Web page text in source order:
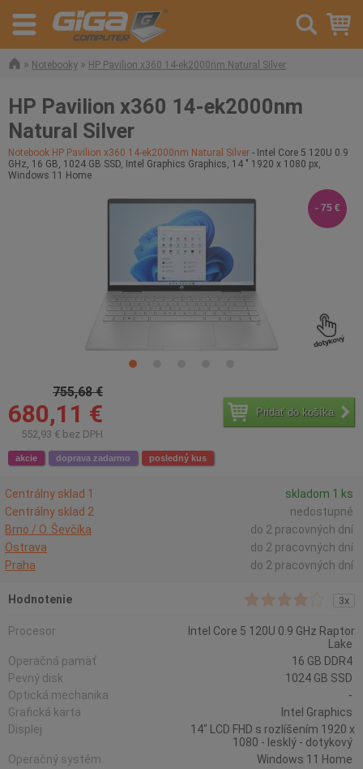
» Notebooky » HP Pavilion x360 14-ek2000nm Natural Silver
HP Pavilion x360 14-ek2000nm
Natural Silver
Notebook HP Pavilion x360 14-ek2000nm Natural Silver - Intel Core 5 120U 0.9
GHz, 16 GB, 1024 GB SSD, Intel Graphics Graphics, 14 " 1920 x 1080 px,
Windows 11 Home
755,68 €
680,11 €
552,93 € bez DPH
Pridať do košíka
akcie doprava zadarmo posledný kus
- 75 €
Centrálny sklad 1
skladom 1 ks
Centrálny sklad 2
nedostupné
Brno / O. Ševčíka
do 2 pracovných dní
Ostrava
do 2 pracovných dní
Praha
do 2 pracovných dní
Hodnotenie 3x
Procesor
Intel Core 5 120U 0.9 GHz Raptor
Lake
Operačná pamäť
16 GB DDR4
Pevný disk
1024 GB SSD
Optická mechanika
-
Grafická karta
Intel Graphics
Displej
14" LCD FHD s rozlíšením 1920 x
1080 - lesklý - dotykový
Operačný systém
Windows 11 Home